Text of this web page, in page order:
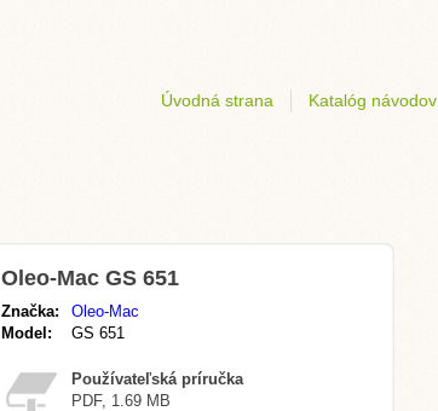
Úvodná strana Katalóg návodov
Oleo-Mac GS 651
Značka:
Oleo-Mac
Model:
GS 651
Používateľská príručka
PDF, 1.69 MB